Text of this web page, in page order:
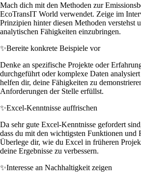
Mach dich mit den Methoden zur
EcoTransIT World verwendet. Zeige im
Prinzipien hinter diesen Methoden verstehst
analytischen Fähigkeiten einzubringen.
✨Bereite konkrete Beispiele vor
Denke an spezifische Projekte oder
durchgeführt oder komplexe Daten
helfen dir, deine Fähigkeiten zu
Anforderungen der Stelle erfüllst.
✨Excel-Kenntnisse auffrischen
Da sehr gute Excel-Kenntnisse gefordert
dass du mit den wichtigsten Funktionen und
Überlege dir, wie du Excel in früheren
deine Ergebnisse zu verbessern.
✨Interesse an Nachhaltigkeit zeigen